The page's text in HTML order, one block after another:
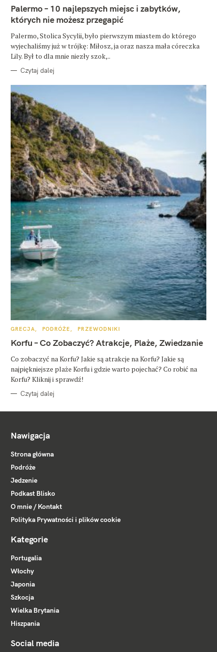
G
R
Palermo – 10 najlepszych miejsc i zabytków,
których nie możesz przegapić
Palermo, Stolica Sycylii, było pierwszym miastem do którego
wyjechaliśmy już w trójkę: Miłosz, ja oraz nasza mała córeczka
Lily. Był to dla mnie niezły szok,..
Czytaj dalej
K
T
E
O
R
I
GRECJA PODRÓŻE PRZEWODNIKI
Korfu – Co Zobaczyć? Atrakcje, Plaże, Zwiedzanie
Co zobaczyć na Korfu? Jakie są atrakcje na Korfu? Jakie są
najpiękniejsze plaże Korfu i gdzie warto pojechać? Co robić na
Korfu? Kliknij i sprawdź!
Czytaj dalej
Nawigacja
Strona główna
Podróże
Jedzenie
Podkast Blisko
O mnie / Kontakt
Polityka Prywatności i plików cookie
Kategorie
Portugalia
Włochy
Japonia
Szkocja
Wielka Brytania
Hiszpania
Social media